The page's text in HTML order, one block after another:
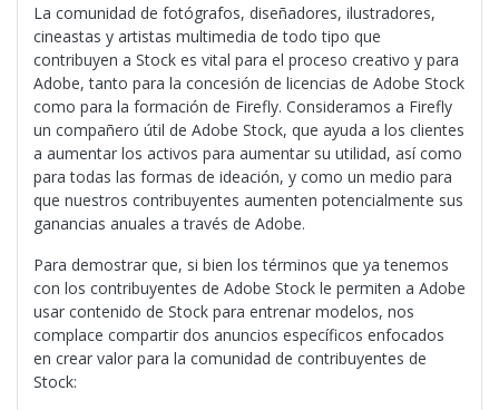
La comunidad de fotógrafos, diseñadores, ilustradores,
cineastas y artistas multimedia de todo tipo que
contribuyen a Stock es vital para el proceso creativo y para
Adobe, tanto para la concesión de licencias de Adobe Stock
como para la formación de Firefly. Consideramos a Firefly
un compañero útil de Adobe Stock, que ayuda a los clientes
a aumentar los activos para aumentar su utilidad, así como
para todas las formas de ideación, y como un medio para
que nuestros contribuyentes aumenten potencialmente sus
ganancias anuales a través de Adobe.
Para demostrar que, si bien los términos que ya tenemos
con los contribuyentes de Adobe Stock le permiten a Adobe
usar contenido de Stock para entrenar modelos, nos
complace compartir dos anuncios específicos enfocados
en crear valor para la comunidad de contribuyentes de
Stock: